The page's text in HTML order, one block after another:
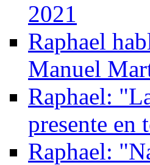
2021
Raphael
Manuel
Raphael:
presente en
Raphael: